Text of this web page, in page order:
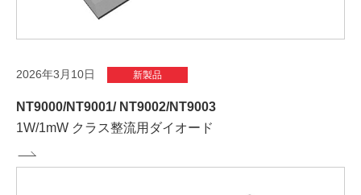
2026年3月10日 新製品
NT9000/NT9001/ NT9002/NT9003
1W/1mW クラス整流用ダイオード